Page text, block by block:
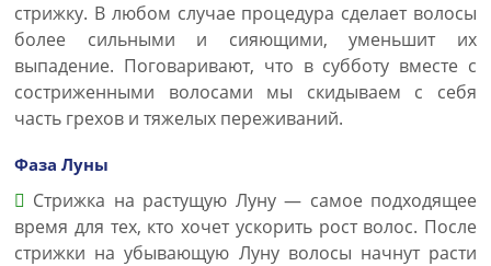
стрижку. В любом случае процедура сделает волосы
более сильными и сияющими, уменьшит их
выпадение. Поговаривают, что в субботу вместе с
состриженными волосами мы скидываем с себя
часть грехов и тяжелых переживаний.
Фаза Луны
Стрижка на растущую Луну — самое подходящее
время для тех, кто хочет ускорить рост волос. После
стрижки на убывающую Луну волосы начнут расти